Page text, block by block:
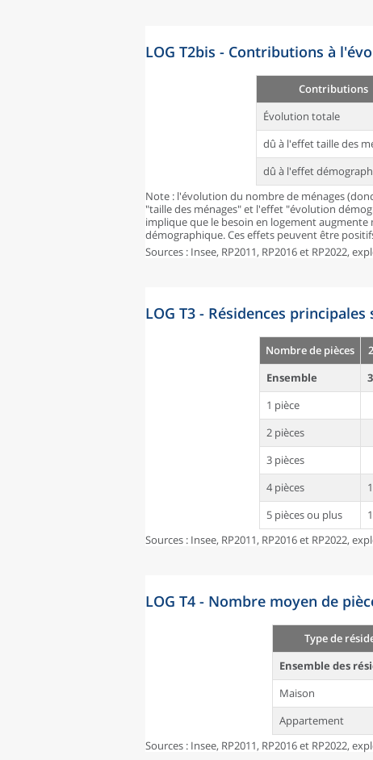
LOG T2bis - Contributions à
Contributions
Évolution totale
dû à l'effet taille des
dû à l'effet
Note : l'évolution du nombre de ménages
"taille des ménages" et l'effet "évolution
implique que le besoin en logement
démographique. Ces effets peuvent être
Sources : Insee, RP2011, RP2016 et RP2022,
LOG T3 - Résidences
Nombre de pièces
Ensemble
1 pièce
2 pièces
3 pièces
4 pièces
5 pièces ou plus
Sources : Insee, RP2011, RP2016 et RP2022,
LOG T4 - Nombre moyen de
Type de
Ensemble des
Maison
Appartement
Sources : Insee, RP2011, RP2016 et RP2022,